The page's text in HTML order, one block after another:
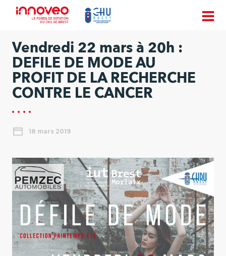
Vendredi 22 mars à 20h :
DEFILE DE MODE AU
PROFIT DE LA RECHERCHE
CONTRE LE CANCER
18 mars 2019